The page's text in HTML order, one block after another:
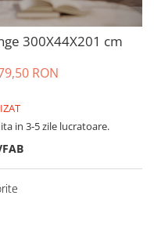
300X44X201 cm
RON
in 3-5 zile lucratoare.